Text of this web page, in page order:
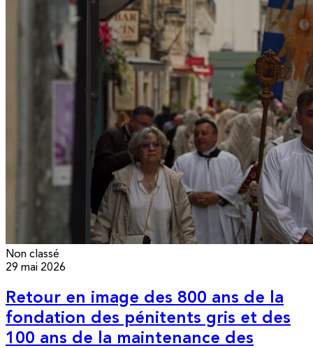
Non classé
29 mai 2026
Retour en image des 800 ans de la
fondation des pénitents gris et des
100 ans de la maintenance des